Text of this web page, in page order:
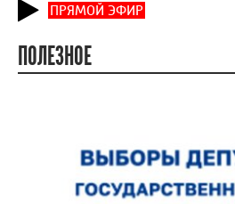
ПРЯМОЙ ЭФИР
ПОЛЕЗНОЕ